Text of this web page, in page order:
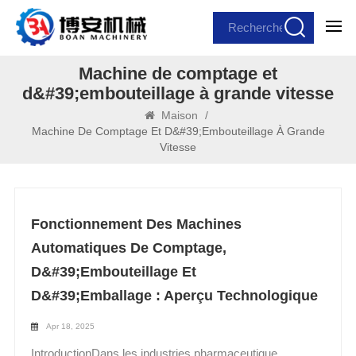
Machine de comptage et
d&#39;embouteillage à grande vitesse
Maison
/
Machine De Comptage Et D&#39;embouteillage À Grande
Vitesse
Fonctionnement Des Machines
Automatiques De Comptage,
D&#39;embouteillage Et
D&#39;emballage : Aperçu Technologique
Apr 18, 2025
IntroductionDans les industries pharmaceutique,